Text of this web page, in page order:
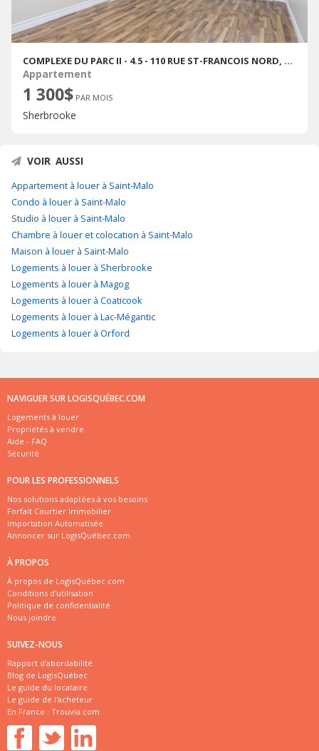
COMPLEXE DU PARC II - 4.5 - 110 RUE ST-FRANCOIS NORD, SHERBROOKE
Appartement
1 300$ PAR MOIS
Sherbrooke
VOIR AUSSI
Appartement à louer à Saint-Malo
Condo à louer à Saint-Malo
Studio à louer à Saint-Malo
Chambre à louer et colocation à Saint-Malo
Maison à louer à Saint-Malo
Logements à louer à Sherbrooke
Logements à louer à Magog
Logements à louer à Coaticook
Logements à louer à Lac-Mégantic
Logements à louer à Orford
NAVIGUER SUR LOGISQUÉBEC.COM
Logements à louer
Propriétés à vendre
Aide - FAQ
Sécurité
POUR LES PROFESSIONNELS
Nos solutions adaptées à vos besoins
Forfait Courtier Immobilier
Importation Automatisée
Annoncer sur LogisQuébec.com
À PROPOS
À propos de LogisQuébec.com
Conditions d'utilisation
Politique de confidentialité
Nous joindre
SUIVEZ-NOUS
Rapport d'abordabilité
Blog de LogisQuébec
Le guide du locataire
Le guide de l'acheteur
En France : Trouvia.com